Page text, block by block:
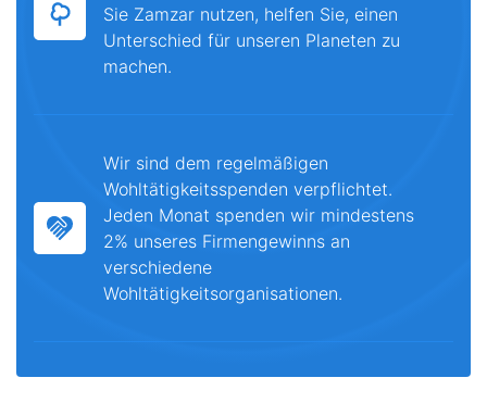
Sie Zamzar nutzen, helfen Sie, einen
Unterschied für unseren Planeten zu
machen.
Wir sind dem regelmäßigen
Wohltätigkeitsspenden verpflichtet.
Jeden Monat spenden wir mindestens
2% unseres Firmengewinns an
verschiedene
Wohltätigkeitsorganisationen.